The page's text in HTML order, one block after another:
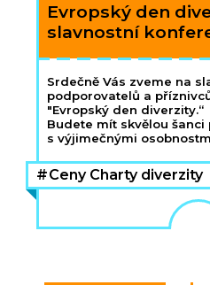
Evropský den
slavnostní
Srdečně Vás zveme na
podporovatelů a
"Evropský den diverzity.“
Budete mít skvělou šanci
s výjimečnými
odpovědných firem a s
partnery a podporovateli.
Ceny Charty diverzity